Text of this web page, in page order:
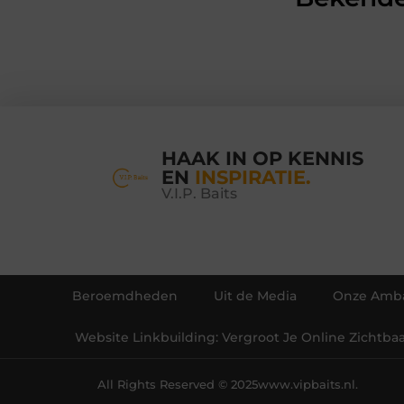
HAAK IN OP KENNIS
EN INSPIRATIE.
V.I.P. Baits
Beroemdheden Uit de Media Onze
Website Linkbuilding: Vergroot Je Online
All Rights Reserved © 2025www.vipbaits.nl.